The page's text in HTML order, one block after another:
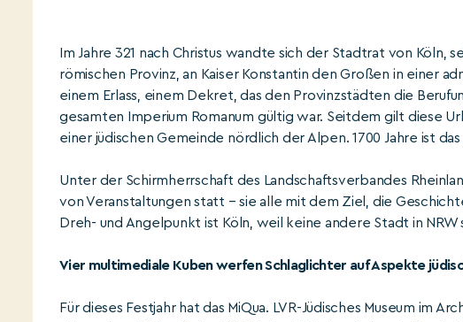
Im Jahre 321 nach Christus wandte sich der Stadtrat von
römischen Provinz, an Kaiser Konstantin den Großen in einer
einem Erlass, einem Dekret, das den Provinzstädten die
gesamten Imperium Romanum gültig war. Seitdem gilt diese
einer jüdischen Gemeinde nördlich der Alpen. 1700 Jahre ist das
Unter der Schirmherrschaft des Landschaftsverbandes
von Veranstaltungen statt – sie alle mit dem Ziel, die
Dreh- und Angelpunkt ist Köln, weil keine andere Stadt in
Vier multimediale Kuben werfen Schlaglichter auf Aspekte
Für dieses Festjahr hat das MiQua. LVR-Jüdisches Museum im